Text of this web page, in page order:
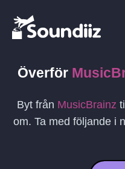
Överför
Byt från MusicBrainz
om. Ta med följande i